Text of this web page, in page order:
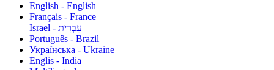
English - English
Français - France
עִבְרִית - Israel
Português - Brazil
Українська - Ukraine
Englis - India